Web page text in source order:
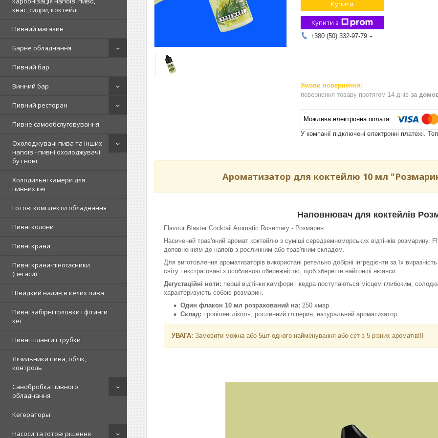
квас, сидри, коктейлі
Пивний магазин
Барне обладнання
Пивний бар
Винний бар
Пивний ресторан
Пивне самообслуговування
Охолоджувачі пива та інших
напоїв - пивні охолоджувачі
бу і нові
Холодильні камери для
пивних кег
Готові комплекти обладнання
Пивні колони
Пивні крани
Пивні крани-піногасники
(пегаси)
Швидкий налив в келих пива
Пивні забірні головки і фітинги
кег
Пивні шланги і трубки
Лічильники пива, облік,
контроль
Санобробка пивного
обладнання
Кегераторы
Насоси та готові рішення
Купити
Купити з
+380 (50) 332-97-79
повернення товару протягом 14 днів за
У компанії підключені електронні платежі.
Ароматизатор для коктейлю 10 мл
Наповнювач для коктейлів
Flavour Blaster Cocktail Aromatic Rosemary - Розмарин
Насичений трав'яний аромат коктейлю з суміші середземноморських відтінків
доповненням до напоїв з рослинним або трав'яним складом.
Для виготовлення ароматизаторів використані ретельно добірні інгредієнти за їх
світу і екстраговані з особливою обережністю, щоб зберегти найтонші нюанси.
Дегустаційні ноти: перші відтінки камфори і кедра поступаються місцем глибоким,
характеризують собою розмарин.
Один флакон 10 мл розрахований на: 250 хмар.
Склад: пропіленгліколь, рослинний гліцерин, натуральний ароматизатор.
УВАГА: Замовити можна або 5шт одного найменування або сет з 5 різних ароматів!!!